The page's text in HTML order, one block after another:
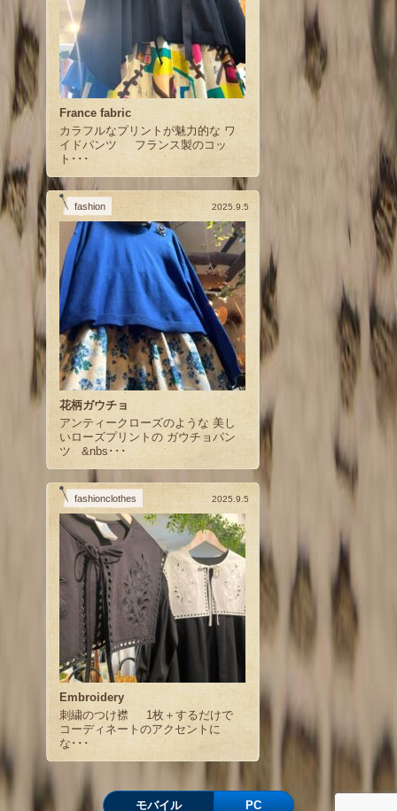
France fabric
カラフルなプリントが魅力的な ワ
イドパンツ フランス製のコッ
ト･･･
fashion 2025.9.5
花柄ガウチョ
アンティークローズのような 美し
いローズプリントの ガウチョパン
ツ &nbs･･･
fashionclothes 2025.9.5
Embroidery
刺繍のつけ襟 1枚＋するだけで
コーディネートのアクセントに
な･･･
モバイル PC